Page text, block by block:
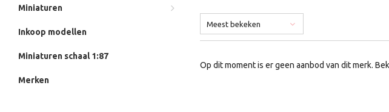
Miniaturen
Inkoop modellen
Miniaturen schaal 1:87
Merken
Meest bekeken
Op dit moment is er geen aanbod van dit merk.